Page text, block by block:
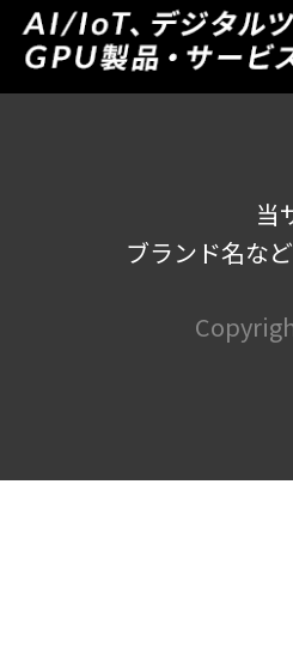
当
ブランド名な